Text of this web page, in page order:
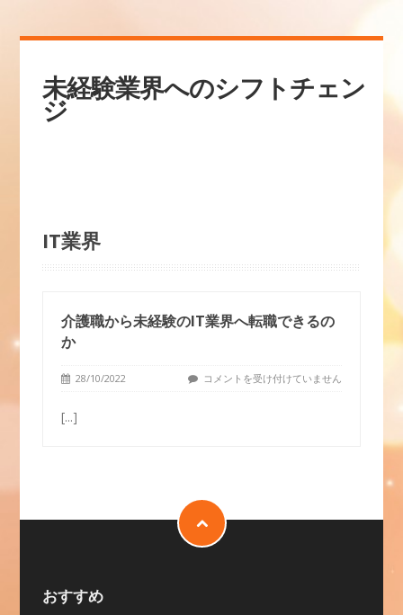
未経験業界へのシフトチェン
ジ
IT業界
介護職から未経験のIT業界へ転職できるの
か
28/10/2022 コメントを受け付けていません
[...]
おすすめ